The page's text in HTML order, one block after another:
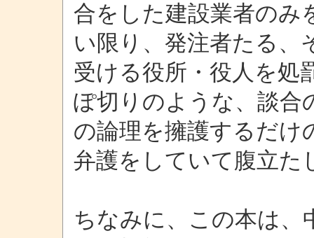
合をした建設業者のみ
い限り、発注者たる、
受ける役所・役人を処
ぽ切りのような、談合
の論理を擁護するだけ
弁護をしていて腹立た
ちなみに、この本は、